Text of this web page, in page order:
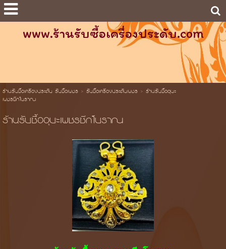
www.ร้านรับซื้อเครื่องประดับ.com
ร้านรับซื้อเครื่องประดับ รับซื้อเพชร> รับซื้อเครื่องประดับเพชร> ร้านรับซื้ออุบะ
เพชรซีกโบราณ
ร้านรับซื้ออุบะเพชรซีกโบราณ